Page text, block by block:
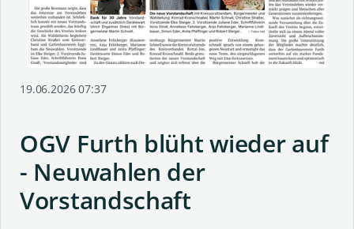
19.06.2026 07:37
OGV Furth blüht wieder auf
- Neuwahlen der
Vorstandschaft